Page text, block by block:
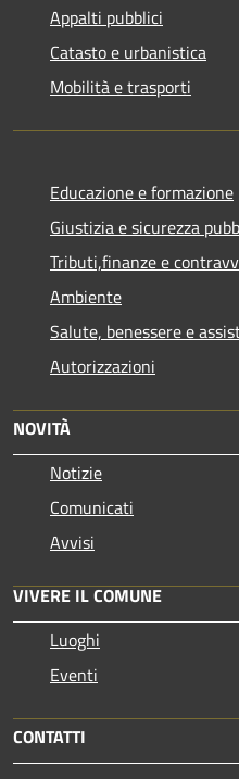
Appalti pubblici
Catasto e urbanistica
Mobilità e trasporti
Educazione e formazione
Giustizia e sicurezza
Tributi,finanze e
Ambiente
Salute, benessere e
Autorizzazioni
NOVITÀ
Notizie
Comunicati
Avvisi
VIVERE IL COMUNE
Luoghi
Eventi
CONTATTI